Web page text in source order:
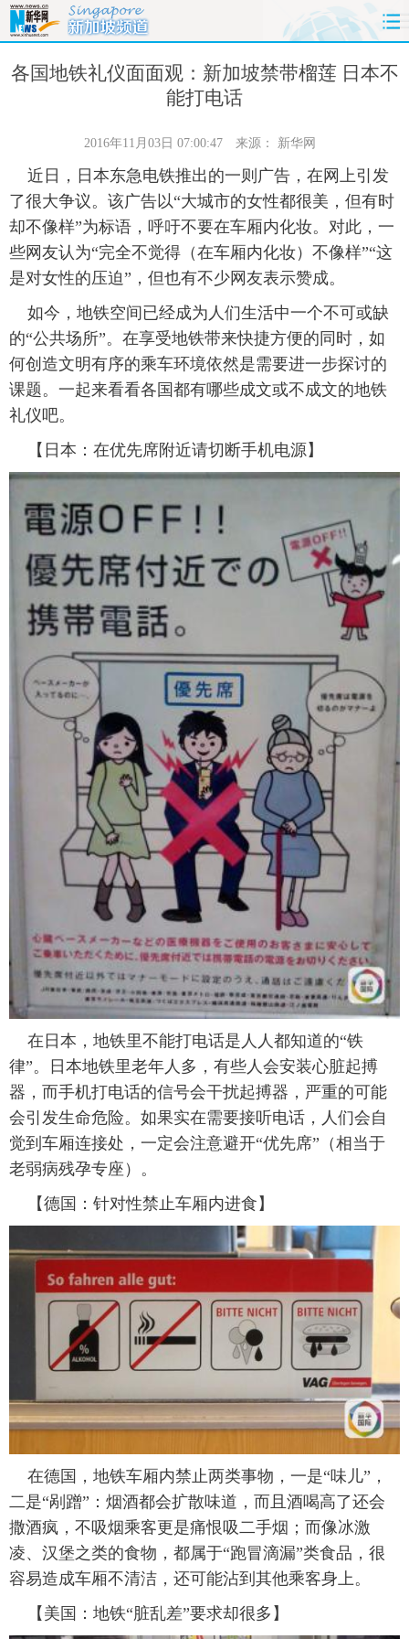
首页 时政 国际 财经
港澳 台湾 华人 汽车
科技 能源 房产 公司
旅游 健康 信息化 数据
金融 公益 军事 无人机
富媒体 摄影 新华广播
各国地铁礼仪面面观：新加坡禁带榴莲 日本不
能打电话
2016年11月03日 07:00:47 来源： 新华网
近日，日本东急电铁推出的一则广告，在网上引发
了很大争议。该广告以“大城市的女性都很美，但有时
却不像样”为标语，呼吁不要在车厢内化妆。对此，一
些网友认为“完全不觉得（在车厢内化妆）不像样”“这
是对女性的压迫”，但也有不少网友表示赞成。
如今，地铁空间已经成为人们生活中一个不可或缺
的“公共场所”。在享受地铁带来快捷方便的同时，如
何创造文明有序的乘车环境依然是需要进一步探讨的
课题。一起来看看各国都有哪些成文或不成文的地铁
礼仪吧。
【日本：在优先席附近请切断手机电源】
在日本，地铁里不能打电话是人人都知道的“铁
律”。日本地铁里老年人多，有些人会安装心脏起搏
器，而手机打电话的信号会干扰起搏器，严重的可能
会引发生命危险。如果实在需要接听电话，人们会自
觉到车厢连接处，一定会注意避开“优先席”（相当于
老弱病残孕专座）。
【德国：针对性禁止车厢内进食】
在德国，地铁车厢内禁止两类事物，一是“味儿”，
二是“剐蹭”：烟酒都会扩散味道，而且酒喝高了还会
撒酒疯，不吸烟乘客更是痛恨吸二手烟；而像冰激
凌、汉堡之类的食物，都属于“跑冒滴漏”类食品，很
容易造成车厢不清洁，还可能沾到其他乘客身上。
【美国：地铁“脏乱差”要求却很多】